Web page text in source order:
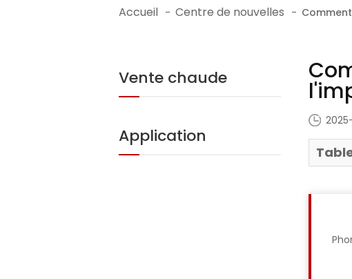
Accueil - Centre de nouvelles -
Vente chaude
Application